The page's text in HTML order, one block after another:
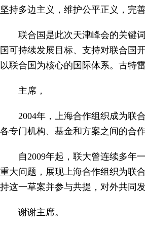
坚持多边主义，维护公平正义，完善
联合国是此次天津峰会的关键
国可持续发展目标、支持对联合国
以联合国为核心的国际体系。古特
主席，
2004年，上海合作组织成为联
各专门机构、基金和方案之间的合
自2009年起，联大曾连续多年
重大问题，展现上海合作组织为联
持这一草案并参与共提，对外共同
谢谢主席。